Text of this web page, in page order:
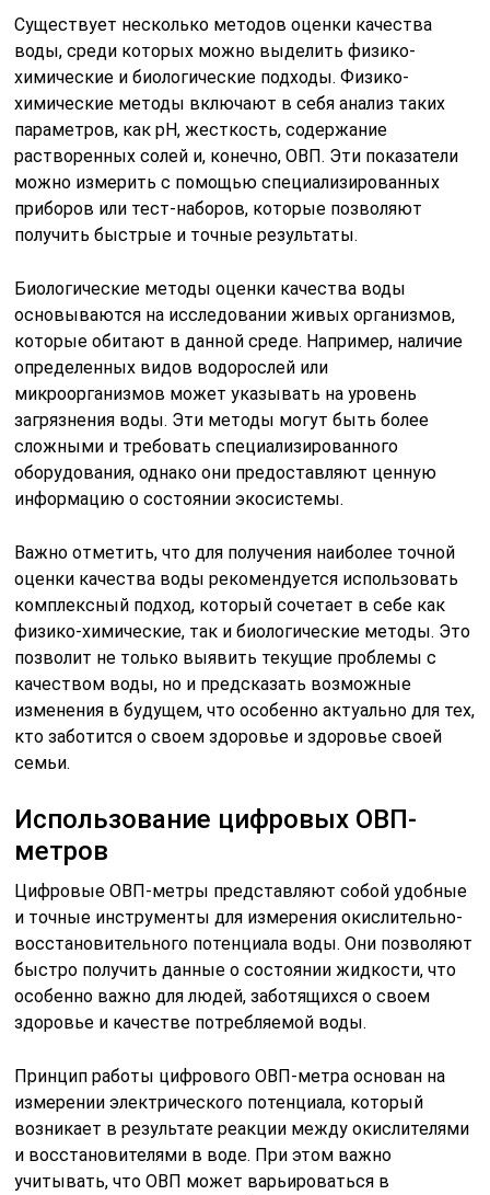
Существует несколько методов оценки качества
воды, среди которых можно выделить физико-
химические и биологические подходы. Физико-
химические методы включают в себя анализ таких
параметров, как pH, жесткость, содержание
растворенных солей и, конечно, ОВП. Эти показатели
можно измерить с помощью специализированных
приборов или тест-наборов, которые позволяют
получить быстрые и точные результаты.
Биологические методы оценки качества воды
основываются на исследовании живых организмов,
которые обитают в данной среде. Например, наличие
определенных видов водорослей или
микроорганизмов может указывать на уровень
загрязнения воды. Эти методы могут быть более
сложными и требовать специализированного
оборудования, однако они предоставляют ценную
информацию о состоянии экосистемы.
Важно отметить, что для получения наиболее точной
оценки качества воды рекомендуется использовать
комплексный подход, который сочетает в себе как
физико-химические, так и биологические методы. Это
позволит не только выявить текущие проблемы с
качеством воды, но и предсказать возможные
изменения в будущем, что особенно актуально для тех,
кто заботится о своем здоровье и здоровье своей
семьи.
Использование цифровых ОВП-
метров
Цифровые ОВП-метры представляют собой удобные
и точные инструменты для измерения окислительно-
восстановительного потенциала воды. Они позволяют
быстро получить данные о состоянии жидкости, что
особенно важно для людей, заботящихся о своем
здоровье и качестве потребляемой воды.
Принцип работы цифрового ОВП-метра основан на
измерении электрического потенциала, который
возникает в результате реакции между окислителями
и восстановителями в воде. При этом важно
учитывать, что ОВП может варьироваться в